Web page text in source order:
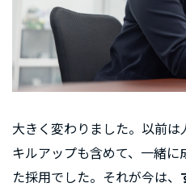
大きく変わりました。以前
キルアップも含めて、一緒
た採用でした。それが今は、